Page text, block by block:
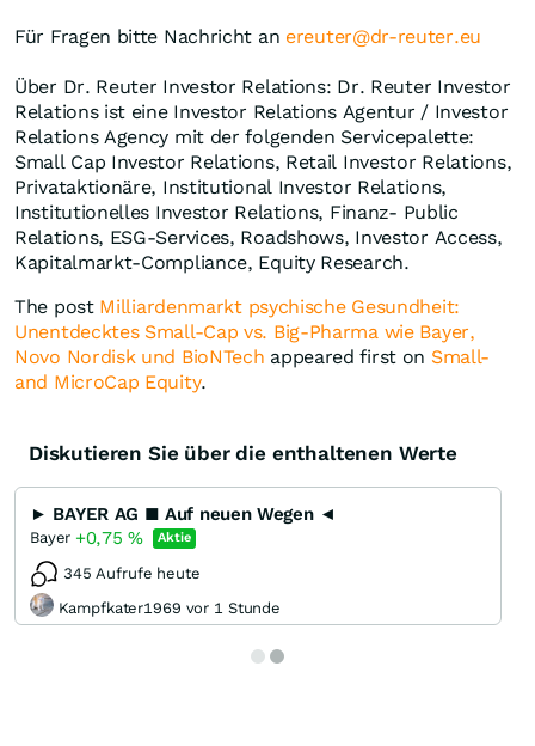
Für Fragen bitte Nachricht an ereuter@dr-reuter.eu
Über Dr. Reuter Investor Relations: Dr. Reuter Investor
Relations ist eine Investor Relations Agentur / Investor
Relations Agency mit der folgenden Servicepalette:
Small Cap Investor Relations, Retail Investor Relations,
Privataktionäre, Institutional Investor Relations,
Institutionelles Investor Relations, Finanz- Public
Relations, ESG-Services, Roadshows, Investor Access,
Kapitalmarkt-Compliance, Equity Research.
The post Milliardenmarkt psychische Gesundheit:
Unentdecktes Small-Cap vs. Big-Pharma wie Bayer,
Novo Nordisk und BioNTech appeared first on Small-
and MicroCap Equity.
Diskutieren Sie über die enthaltenen Werte
► BAYER AG ■ Auf neuen Wegen ◄
Bayer +0,75% Aktie
345 Aufrufe heute
Kampfkater1969 vor 1 Stunde